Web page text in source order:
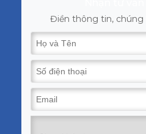
Điền thông tin, chúng